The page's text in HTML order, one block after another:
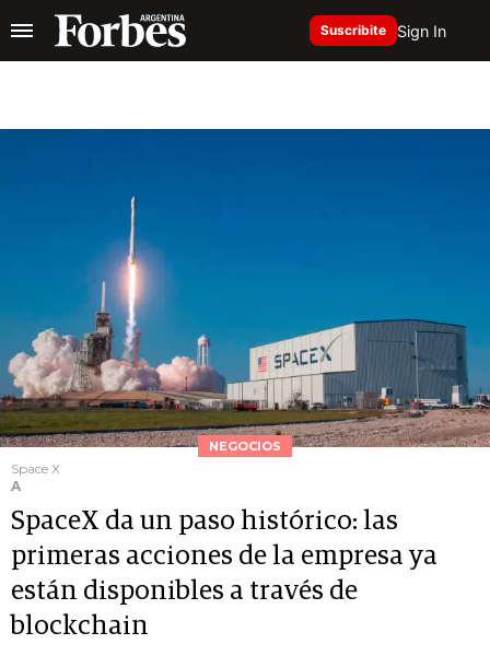
Suscribite Sign In
NEGOCIOS
Space X
A
SpaceX da un paso histórico: las
primeras acciones de la empresa ya
están disponibles a través de
blockchain